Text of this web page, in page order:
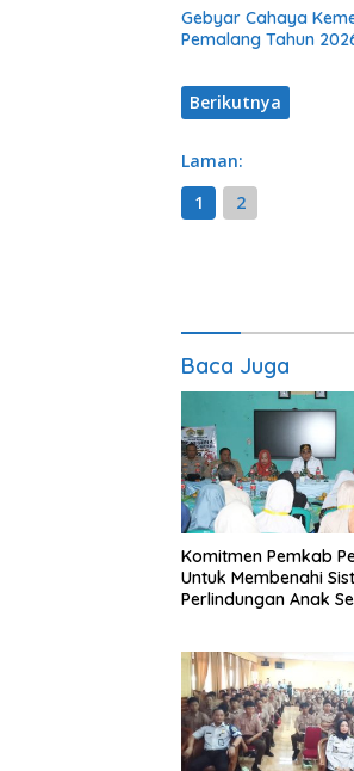
Gebyar Cahaya
Pemalang Tahun
Berikutnya
Laman:
1
2
Baca Juga
Komitmen Pemkab
Untuk Membenahi
Perlindungan Anak